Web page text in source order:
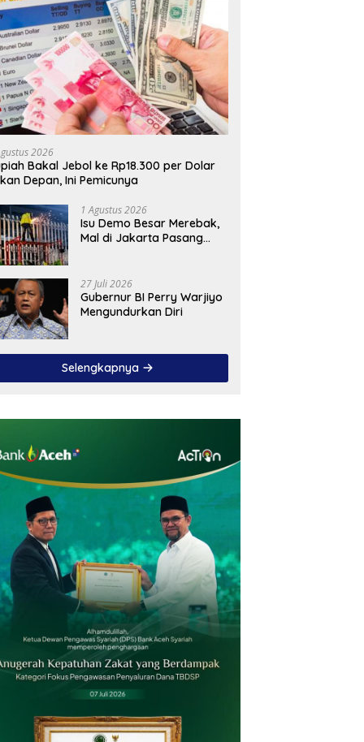
2026
Bakal Jebol ke Rp18.300 per Dolar
Depan, Ini Pemicunya
1 Agustus 2026
Isu Demo Besar Merebak,
Mal di Jakarta Pasang
27 Juli 2026
Gubernur BI Perry Warjiyo
Mengundurkan Diri
Selengkapnya